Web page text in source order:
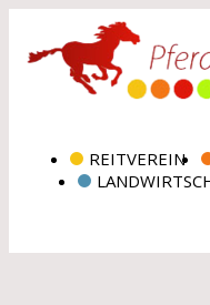
REITVEREIN